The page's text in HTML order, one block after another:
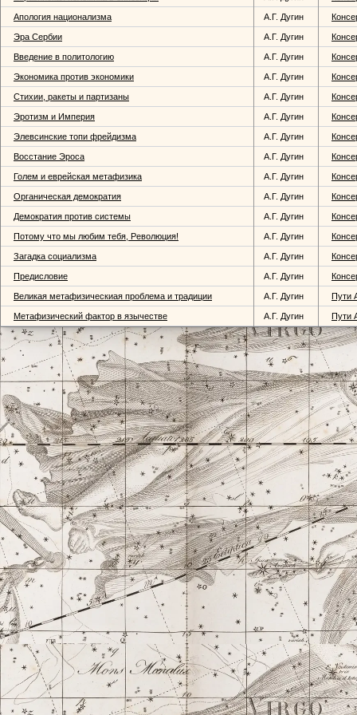
Апология национализма А.Г. Дугин
Эра Сербии А.Г. Дугин
Введение в политологию А.Г. Дугин
Экономика против экономики А.Г. Дугин
Стихии, ракеты и партизаны А.Г. Дугин
Эротизм и Империя А.Г. Дугин
Элевсинские топи фрейдизма А.Г. Дугин
Восстание Эроса А.Г. Дугин
Голем и еврейская метафизика А.Г. Дугин
Органическая демократия А.Г. Дугин
Демократия против системы А.Г. Дугин
Потому что мы любим тебя, Революция! А.Г. Дугин
Загадка социализма А.Г. Дугин
Предисловие А.Г. Дугин
Великая метафизическиая проблема и традиции А.Г. Дугин Пути
Метафизический фактор в язычестве А.Г. Дугин Пути